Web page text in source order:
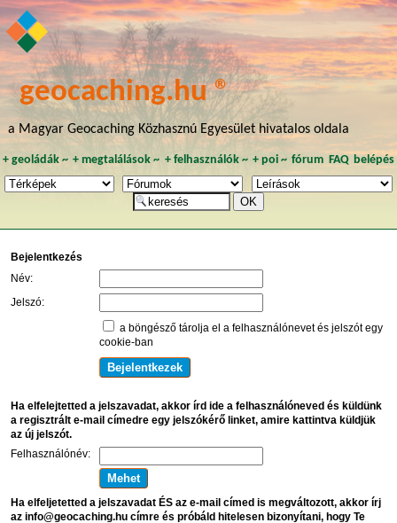
geocaching.hu ®
a Magyar Geocaching Közhasznú Egyesület hivatalos oldala
+ geoládák~ +megtalálások ~ + felhasználók~ + poi~ fórum FAQ belépés
Bejelentkezés
Név:
Jelszó:
a böngésző tárolja el a felhasználónevet és jelszót egy
cookie-ban
Ha elfelejtetted a jelszavadat, akkor írd ide a felhasználóneved és küldünk
a regisztrált e-mail címedre egy jelszókérő linket, amire kattintva küldjük
az új jelszót.
Felhasználónév:
Ha elfeljetetted a jelszavadat ÉS az e-mail címed is megváltozott, akkor írj
az info@geocaching.hu címre és próbáld hitelesen bizonyítani, hogy Te